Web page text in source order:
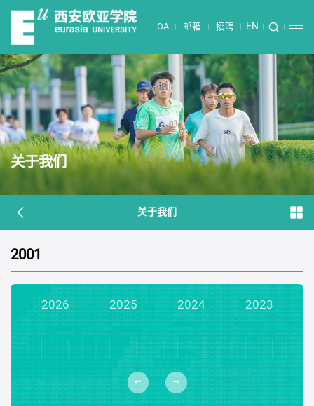
OA 邮箱 招聘 EN
关于我们
关于我们
2001
2026 2025 2024 2023